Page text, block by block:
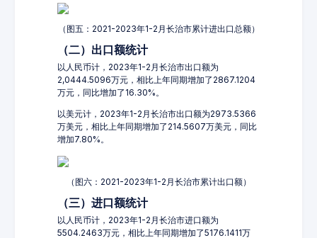
（图五：2021-2023年1-2月长治市累计进出口总额）
（二）出口额统计
以人民币计，2023年1-2月长治市出口额为
2,0444.5096万元，相比上年同期增加了2867.1204
万元，同比增加了16.30%。
以美元计，2023年1-2月长治市出口额为2973.5366
万美元，相比上年同期增加了214.5607万美元，同比
增加7.80%。
（图六：2021-2023年1-2月长治市累计出口额）
（三）进口额统计
以人民币计，2023年1-2月长治市进口额为
5504.2463万元，相比上年同期增加了5176.1411万